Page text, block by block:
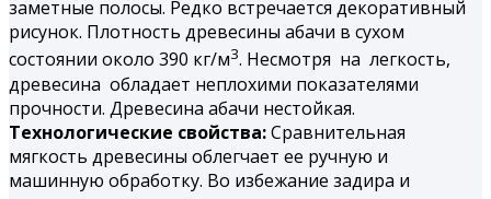
заметные полосы. Редко встречается декоративный
рисунок. Плотность древесины абачи в сухом
состоянии около 390 кг/м3. Несмотря на легкость,
древесина обладает неплохими показателями
прочности. Древесина абачи нестойкая.
Технологические свойства:Сравнительная
мягкость древесины облегчает ее ручную и
машинную обработку. Во избежание задира и